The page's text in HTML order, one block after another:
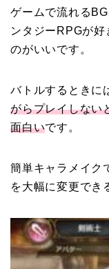
ゲームで流れる
ンタジーRPGが
のがいいです。
バトルするときに
がらプレイしない
面白いです。
簡単キャラメイク
を大幅に変更でき